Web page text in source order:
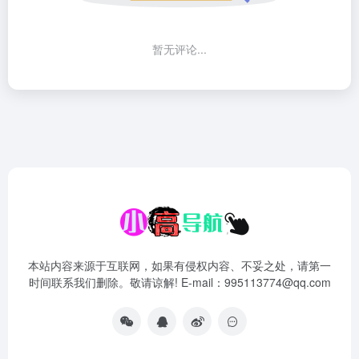
暂无评论...
本站内容来源于互联网，如果有侵权内容、不妥之处，请第一
时间联系我们删除。敬请谅解! E-mail：995113774@qq.com